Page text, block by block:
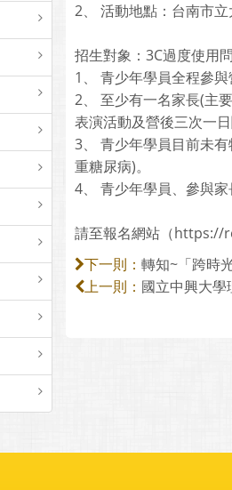
2、 活動地點：台南市
招生對象：3C過度使用
1、 青少年學員全程參與
2、 至少有一名家長(主
表演活動及營後三次一日
3、 青少年學員目前未
重糖尿病)。
4、 青少年學員、參與
請至報名網站（https://
下一則： 轉知~「跨時
上一則： 國立中興大